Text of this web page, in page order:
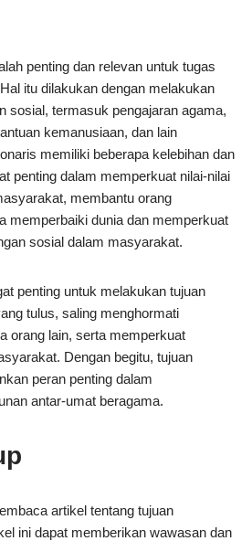
penting dan relevan untuk tugas
itu dilakukan dengan melakukan
sosial, termasuk pengajaran agama,
kemanusiaan, dan lain
memiliki beberapa kelebihan dan
penting dalam memperkuat nilai-nilai
membantu orang
memperbaiki dunia dan memperkuat
sosial dalam masyarakat.
penting untuk melakukan tujuan
tulus, saling menghormati
orang lain, serta memperkuat
Dengan begitu, tujuan
peran penting dalam
antar-umat beragama.
artikel tentang tujuan
ini dapat memberikan wawasan dan